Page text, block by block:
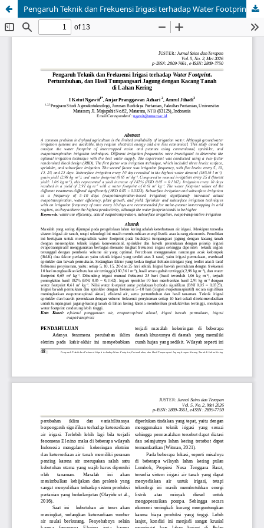
Pengaruh Teknik dan Frekuensi Irigasi terhadap Water Footprint, Pertumbuhan, dan Hasil Tumpangsari Jagung dengan Kacang Tanah di Lahan Kering